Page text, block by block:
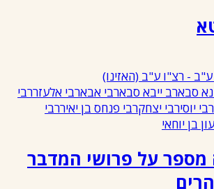
ע"ב - רצ"ו ע"ב (האזינו)
סבארב ייבא סבארבי אבארבי אלעזררבי
רבי יוסירבי יצחקרבי פנחס בן יאיררבי
בן יוחאי
מספר על פרושי המדבר